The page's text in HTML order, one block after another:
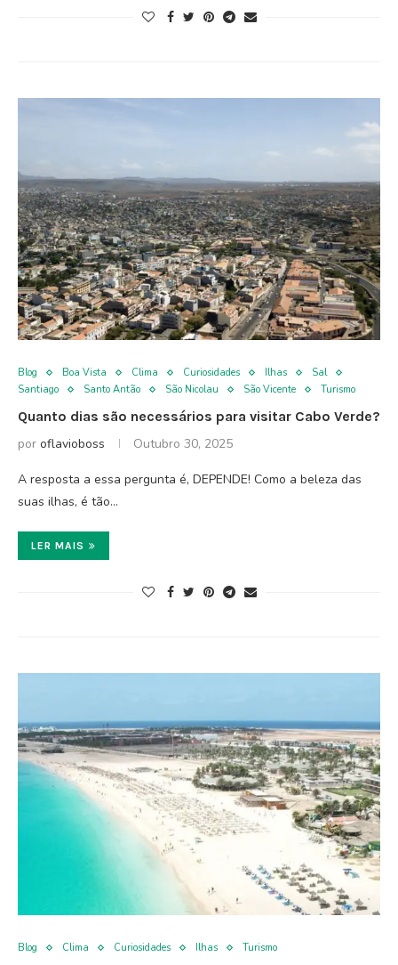
Blog Boa Vista Clima Curiosidades Ilhas
Sal
Santiago
Santo Antão São Nicolau São Vicente Turismo
Quanto dias são necessários para visitar Cabo Verde?
por oflavioboss Outubro 30, 2025
A resposta a essa pergunta é, DEPENDE! Como a beleza das
suas ilhas, é tão…
LER MAIS
Blog Clima Curiosidades Ilhas Turismo